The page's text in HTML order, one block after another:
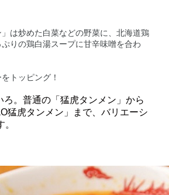
は炒めた白菜などの野菜に、北海道鶏
りの鶏白湯スープに甘辛味噌を合わ
トッピング！
ろ。普通の「猛虎タンメン」から
猛虎タンメン」まで、バリエーシ